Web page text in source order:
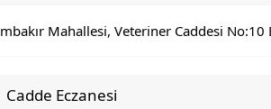
Mahallesi, Veteriner Caddesi No:10
Cadde Eczanesi